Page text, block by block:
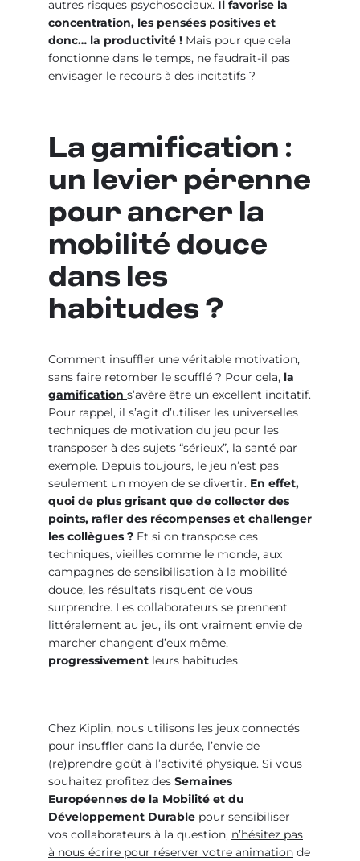
autres risques psychosociaux. Il favorise la
concentration, les pensées positives et
donc… la productivité ! Mais pour que cela
fonctionne dans le temps, ne faudrait-il pas
envisager le recours à des incitatifs ?
La gamification :
un levier pérenne
pour ancrer la
mobilité douce
dans les
habitudes ?
Comment insuffler une véritable motivation,
sans faire retomber le soufflé ? Pour cela, la
gamification s’avère être un excellent incitatif.
Pour rappel, il s’agit d’utiliser les universelles
techniques de motivation du jeu pour les
transposer à des sujets “sérieux”, la santé par
exemple. Depuis toujours, le jeu n’est pas
seulement un moyen de se divertir. En effet,
quoi de plus grisant que de collecter des
points, rafler des récompenses et challenger
les collègues ? Et si on transpose ces
techniques, vieilles comme le monde, aux
campagnes de sensibilisation à la mobilité
douce, les résultats risquent de vous
surprendre. Les collaborateurs se prennent
littéralement au jeu, ils ont vraiment envie de
marcher changent d’eux même,
progressivement leurs habitudes.
Chez Kiplin, nous utilisons les jeux connectés
pour insuffler dans la durée, l’envie de
(re)prendre goût à l’activité physique. Si vous
souhaitez profitez des Semaines
Européennes de la Mobilité et du
Développement Durable pour sensibiliser
vos collaborateurs à la question, n’hésitez pas
à nous écrire pour réserver votre animation de